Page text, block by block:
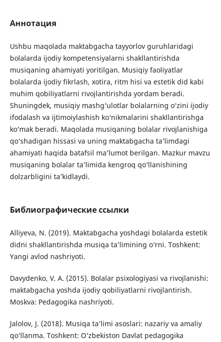
Аннотация
Ushbu maqolada maktabgacha tayyorlov guruhlaridagi
bolalarda ijodiy kompetensiyalarni shakllantirishda
musiqaning ahamiyati yoritilgan. Musiqiy faoliyatlar
bolalarda ijodiy fikrlash, xotira, ritm hisi va estetik did kabi
muhim qobiliyatlarni rivojlantirishda yordam beradi.
Shuningdek, musiqiy mashg‘ulotlar bolalarning o‘zini ijodiy
ifodalash va ijtimoiylashish ko‘nikmalarini shakllantirishga
ko‘mak beradi. Maqolada musiqaning bolalar rivojlanishiga
qo‘shadigan hissasi va uning maktabgacha ta’limdagi
ahamiyati haqida batafsil ma’lumot berilgan. Mazkur mavzu
musiqaning bolalar ta’limida kengroq qo‘llanishining
dolzarbligini ta’kidlaydi.
Библиографические ссылки
Alliyeva, N. (2019). Maktabgacha yoshdagi bolalarda estetik
didni shakllantirishda musiqa ta’limining o‘rni. Toshkent:
Yangi avlod nashriyoti.
Davydenko, V. A. (2015). Bolalar psixologiyasi va rivojlanishi:
maktabgacha yoshda ijodiy qobiliyatlarni rivojlantirish.
Moskva: Pedagogika nashriyoti.
Jalolov, J. (2018). Musiqa ta’limi asoslari: nazariy va amaliy
qo‘llanma. Toshkent: O‘zbekiston Davlat pedagogika